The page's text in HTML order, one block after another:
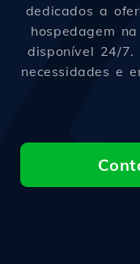
dedicados a
hospedagem
disponível 24/7.
necessidades e